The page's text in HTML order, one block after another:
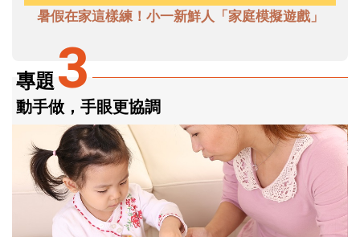
暑假在家這樣練！小一新鮮人「家庭模擬遊戲」
專題3
動手做，手眼更協調